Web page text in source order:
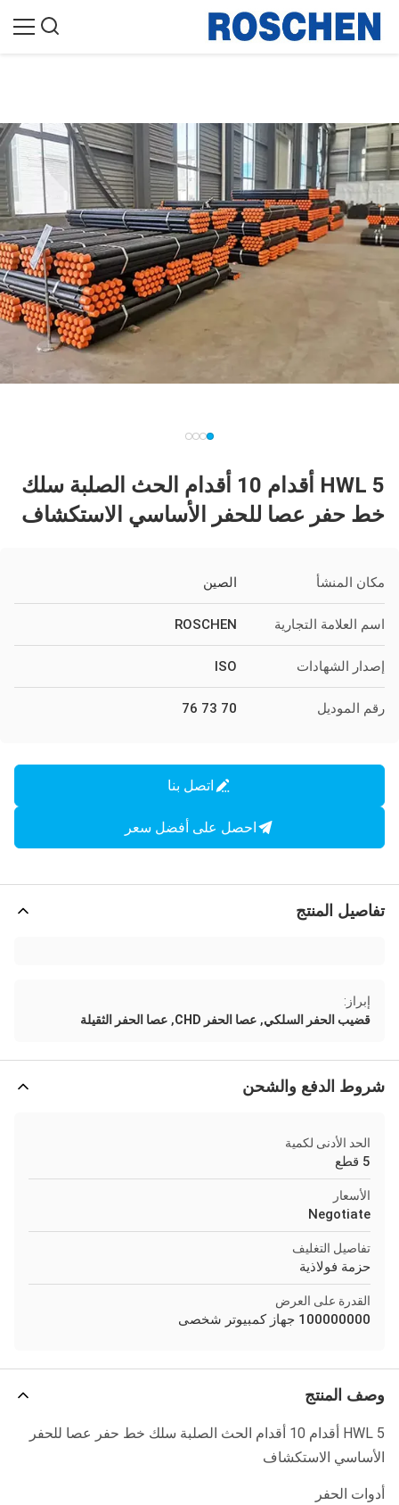
HWL 5 أقدام 10 أقدام الحث الصلبة سلك
خط حفر عصا للحفر الأساسي الاستكشاف
مكان المنشأ الصين
اسم العلامة التجارية ROSCHEN
إصدار الشهادات ISO
رقم الموديل 70 73 76
اتصل بنا
احصل على أفضل سعر
تفاصيل المنتج
إبراز:
قضيب الحفر السلكي, عصا الحفر CHD , عصا الحفر الثقيلة
شروط الدفع والشحن
الحد الأدنى لكمية
5 قطع
الأسعار
Negotiate
تفاصيل التغليف
حزمة فولاذية
القدرة على العرض
100000000 جهاز كمبيوتر شخصى
وصف المنتج
HWL 5 أقدام 10 أقدام الحث الصلبة سلك خط حفر عصا للحفر
الأساسي الاستكشاف
أدوات الحفر